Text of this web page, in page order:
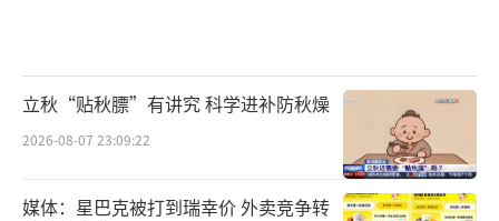
立秋“贴秋膘”有讲究 科学进补防秋燥
2026-08-07 23:09:22
媒体：星巴克被打到瑞幸价 外卖竞争转